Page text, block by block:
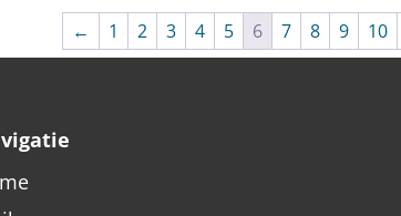
← 1 2 3 4 5 6 7 8 9 10